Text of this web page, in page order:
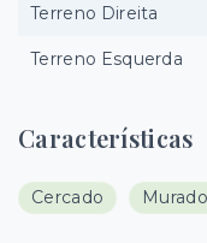
Características
Cercado Murado
Terreno Direita
Terreno Esquerda